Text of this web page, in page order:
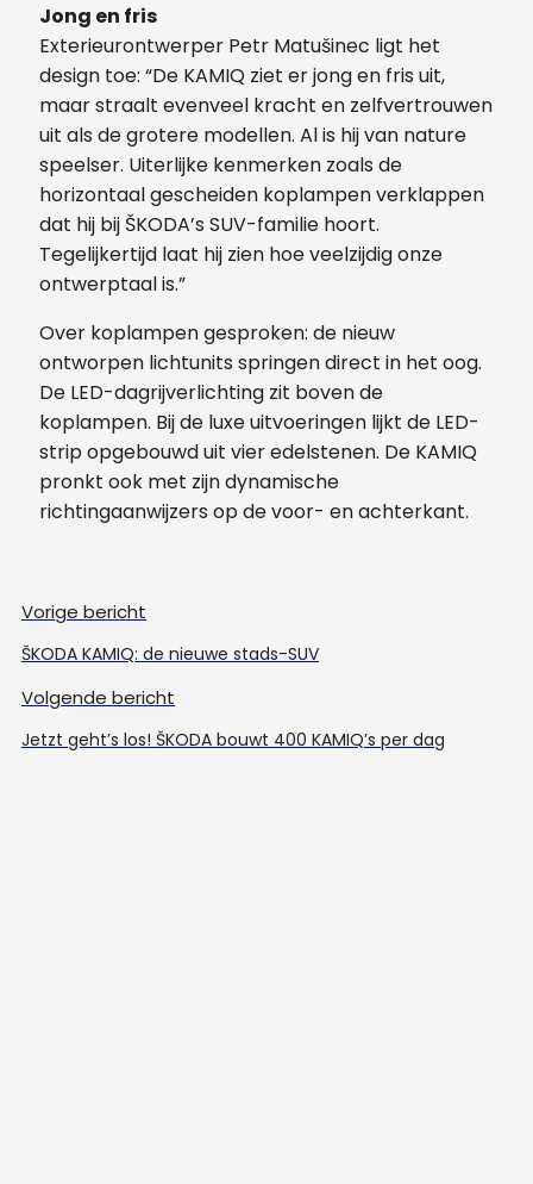
Jong en fris
Exterieurontwerper Petr Matušinec ligt het
design toe: “De KAMIQ ziet er jong en fris uit,
maar straalt evenveel kracht en zelfvertrouwen
uit als de grotere modellen. Al is hij van nature
speelser. Uiterlijke kenmerken zoals de
horizontaal gescheiden koplampen verklappen
dat hij bij ŠKODA’s SUV-familie hoort.
Tegelijkertijd laat hij zien hoe veelzijdig onze
ontwerptaal is.”
Over koplampen gesproken: de nieuw
ontworpen lichtunits springen direct in het oog.
De LED-dagrijverlichting zit boven de
koplampen. Bij de luxe uitvoeringen lijkt de LED-
strip opgebouwd uit vier edelstenen. De KAMIQ
pronkt ook met zijn dynamische
richtingaanwijzers op de voor- en achterkant.
Vorige bericht
ŠKODA KAMIQ: de nieuwe stads-SUV
Volgende bericht
Jetzt geht’s los! ŠKODA bouwt 400 KAMIQ’s per dag